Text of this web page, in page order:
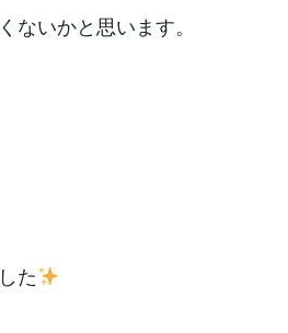
ないかと思います。
た